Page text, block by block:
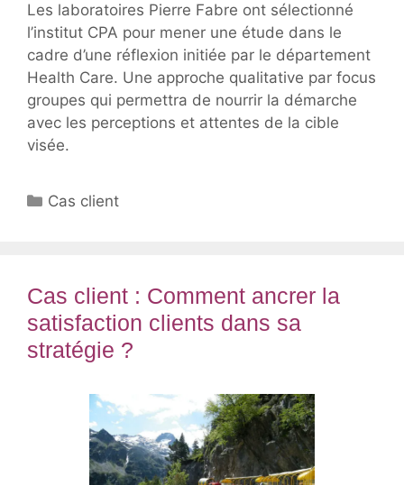
Les laboratoires Pierre Fabre ont sélectionné
l’institut CPA pour mener une étude dans le
cadre d’une réflexion initiée par le département
Health Care. Une approche qualitative par focus
groupes qui permettra de nourrir la démarche
avec les perceptions et attentes de la cible
visée.
Catégories
Cas client
Cas client : Comment ancrer la
satisfaction clients dans sa
stratégie ?